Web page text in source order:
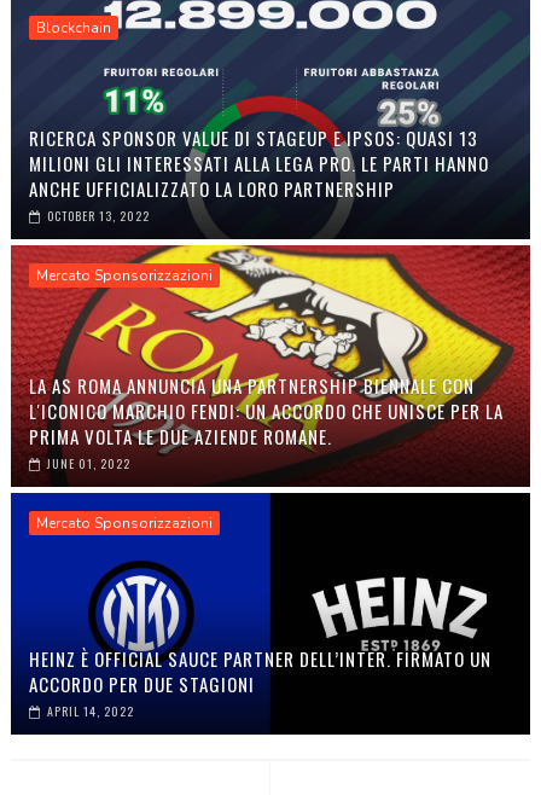
Blockchain
RICERCA SPONSOR VALUE DI STAGEUP E IPSOS: QUASI 13
MILIONI GLI INTERESSATI ALLA LEGA PRO. LE PARTI HANNO
ANCHE UFFICIALIZZATO LA LORO PARTNERSHIP
OCTOBER 13, 2022
Mercato Sponsorizzazioni
LA AS ROMA ANNUNCIA UNA PARTNERSHIP BIENNALE CON
L'ICONICO MARCHIO FENDI: UN ACCORDO CHE UNISCE PER LA
PRIMA VOLTA LE DUE AZIENDE ROMANE.
JUNE 01, 2022
Mercato Sponsorizzazioni
HEINZ È OFFICIAL SAUCE PARTNER DELL’INTER. FIRMATO UN
ACCORDO PER DUE STAGIONI
APRIL 14, 2022